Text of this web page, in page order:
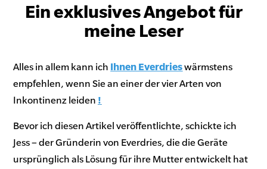
Ein exklusives Angebot für
meine Leser
Alles in allem kann ich Ihnen Everdrieswärmstens
empfehlen, wenn Sie an einer der vier Arten von
Inkontinenz leiden !
Bevor ich diesen Artikel veröffentlichte, schickte ich
Jess – der Gründerin von Everdries, die die Geräte
ursprünglich als Lösung für ihre Mutter entwickelt hat